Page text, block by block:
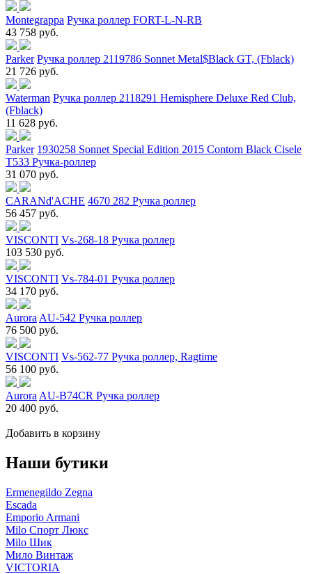
Montegrappa Ручка роллер FORT-L-N-RB
43 758 руб.
Parker Ручка роллер 2119786 Sonnet Metal$Black GT, (Fblack)
21 726 руб.
Waterman Ручка роллер 2118291 Hemisphere Deluxe Red Club,
(Fblack)
11 628 руб.
Parker 1930258 Sonnet Special Edition 2015 Contorn Black Cisele
T533 Ручка-роллер
31 070 руб.
CARANd'ACHE 4670 282 Ручка роллер
56 457 руб.
VISCONTI Vs-268-18 Ручка роллер
103 530 руб.
VISCONTI Vs-784-01 Ручка роллер
34 170 руб.
Aurora AU-542 Ручка роллер
76 500 руб.
VISCONTI Vs-562-77 Ручка роллер, Ragtime
56 100 руб.
Aurora AU-B74CR Ручка роллер
20 400 руб.
Добавить в корзину
Наши бутики
Ermenegildo Zegna
Escada
Emporio Armani
Milo Спорт Люкс
Milo Шик
Мило Винтаж
VICTORIA